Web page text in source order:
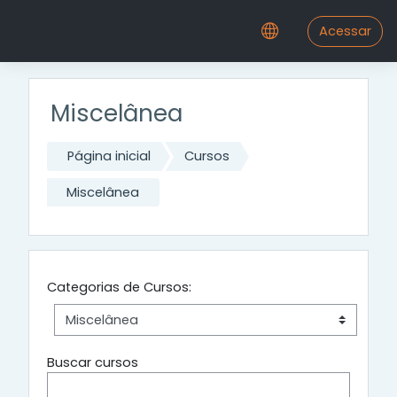
Acessar
Miscelânea
Página inicial Cursos
Miscelânea
Categorias de Cursos:
Buscar cursos